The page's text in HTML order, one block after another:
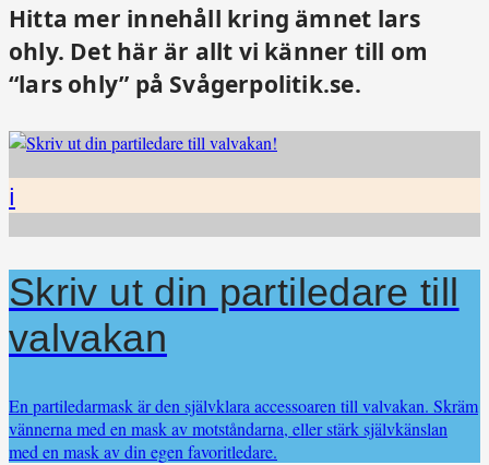
Hitta mer innehåll kring ämnet lars
ohly. Det här är allt vi känner till om
“lars ohly” på Svågerpolitik.se.
i
Skriv ut din partiledare till
valvakan
En partiledarmask är den självklara accessoaren till valvakan. Skräm
vännerna med en mask av motståndarna, eller stärk självkänslan
med en mask av din egen favoritledare.